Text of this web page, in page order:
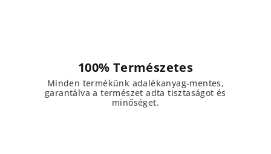
100% Természetes
Minden termékünk adalékanyag-mentes,
garantálva a természet adta tisztaságot és
minőséget.